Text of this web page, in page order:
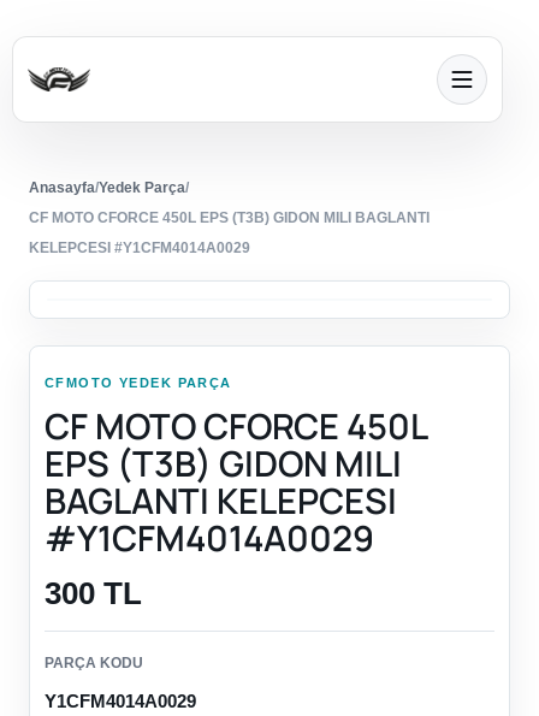
Anasayfa/Yedek Parça/
CF MOTO CFORCE 450L EPS (T3B) GIDON MILI BAGLANTI
KELEPCESI #Y1CFM4014A0029
CFMOTO YEDEK PARÇA
CF MOTO CFORCE 450L
EPS (T3B) GIDON MILI
BAGLANTI KELEPCESI
#Y1CFM4014A0029
300 TL
PARÇA KODU
Y1CFM4014A0029